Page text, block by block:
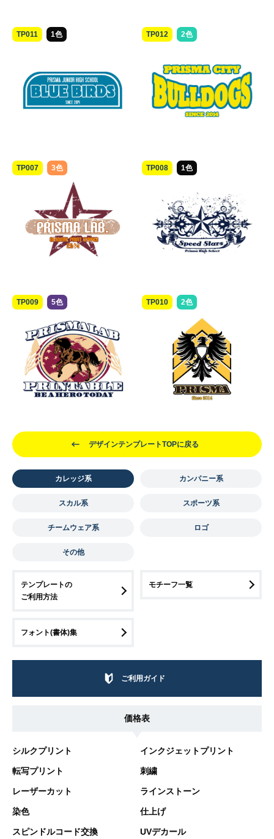
カレッジ系 カンパニー系
スカル系 スポーツ系
チームウェア系 ロゴ
その他
テンプレートの
ご利用方法
モチーフ一覧
フォント(書体)集
ご利用ガイド
価格表
シルクプリント インクジェットプリント
転写プリント 刺繍
レーザーカット ラインストーン
染色 仕上げ
スピンドルコード交換 UVデカール
TP011 1色 TP012 2色
TP007 3色 TP008 1色
TP009 5色 TP010 2色
デザインテンプレートTOPに戻る